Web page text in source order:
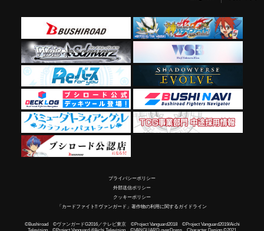
プライバシーポリシー
外部送信ポリシー
クッキーポリシー
「カードファイト!! ヴァンガード」著作物の利用に関するガイドライン
©Bushiroad ©ヴァンガードG2016／テレビ東京 ©Project Vanguard2018 ©Project Vanguard2019/Aichi
Television ©Project Vanguard if/Aichi Television ©VANGUARD overDress Character Design ©2021